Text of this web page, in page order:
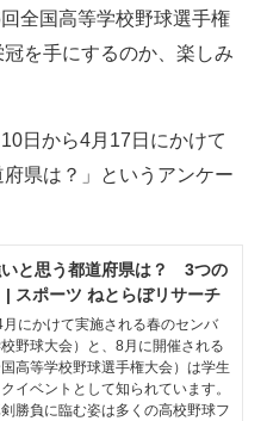
全国高等学校野球選手権
を手にするのか、楽しみ
日から4月17日にかけて
府県は？」というアンケー
と思う都道府県は？ 3つの
| スポーツ ねとらぼリサーチ
にかけて実施される春のセンバ
野球大会）と、8月に開催される
高等学校野球選手権大会）は学生
イベントとして知られています。
勝負に臨む姿は多くの高校野球フ